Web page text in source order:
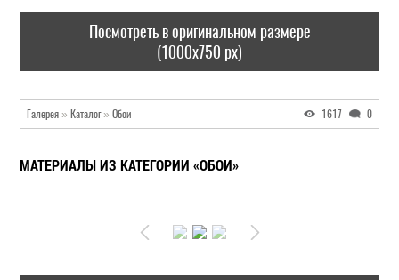
Посмотреть в оригинальном размере
(1000x750 px)
Галерея » Каталог» Обои 1617 0
МАТЕРИАЛЫ ИЗ КАТЕГОРИИ «ОБОИ»